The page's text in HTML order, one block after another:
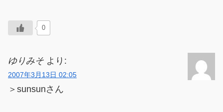
0
ゆりみそ より:
2007年3月13日 02:05
＞sunsunさん